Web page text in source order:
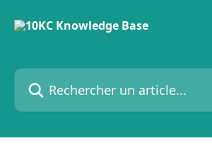
Rechercher un article...